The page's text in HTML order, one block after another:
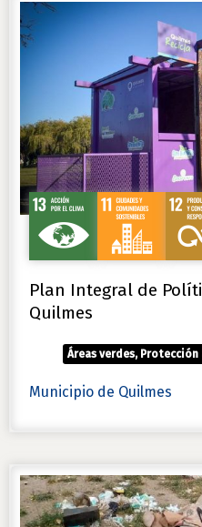
Plan Integral de
Quilmes
Áreas verdes,
Municipio de Quilmes